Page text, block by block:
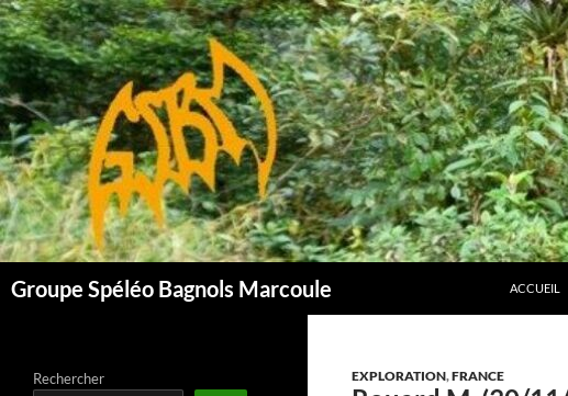
Aller
au
contenu
Groupe Spéléo Bagnols Marcoule ACCUEIL
EXPLORATION,FRANCE
Rechercher